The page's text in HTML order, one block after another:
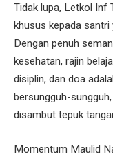
Tidak lupa, Letkol Inf
khusus kepada
Dengan penuh
kesehatan, rajin
disiplin, dan doa
bersungguh-
disambut tepuk
Momentum Maulid